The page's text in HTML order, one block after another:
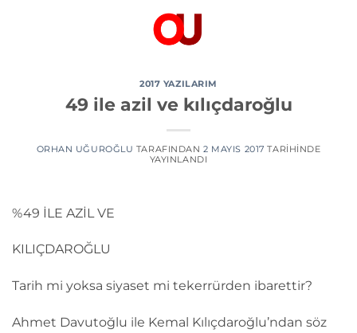
2017 YAZILARIM
49 ile azil ve kılıçdaroğlu
ORHAN UĞUROĞLU TARAFINDAN 2 MAYIS 2017 TARIHINDE
YAYINLANDI
%49 İLE AZİL VE
KILIÇDAROĞLU
Tarih mi yoksa siyaset mi tekerrürden ibarettir?
Ahmet Davutoğlu ile Kemal Kılıçdaroğlu’ndan söz